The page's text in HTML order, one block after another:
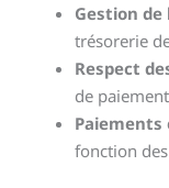
Gestion
trésorerie
Respect
de
Paiements
fonction